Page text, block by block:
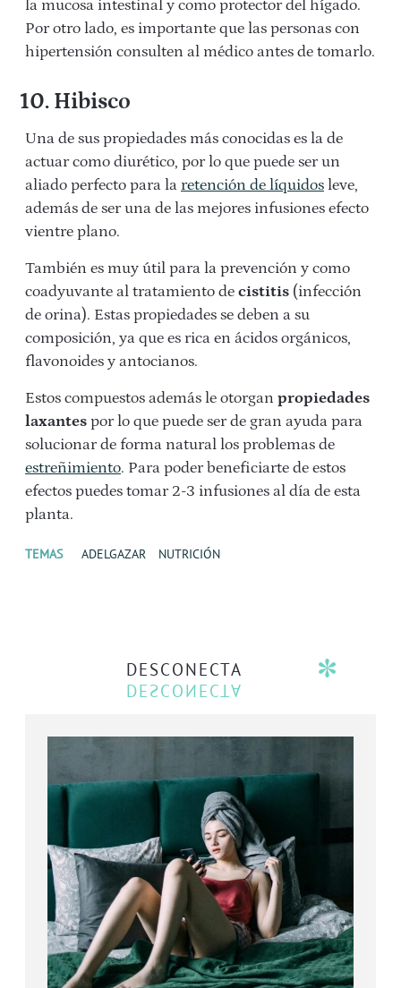
la mucosa intestinal y como protector del hígado.
Por otro lado, es importante que las personas con
hipertensión consulten al médico antes de tomarlo.
10. Hibisco
Una de sus propiedades más conocidas es la de
actuar como diurético, por lo que puede ser un
aliado perfecto para la retención de líquidos leve,
además de ser una de las mejores infusiones efecto
vientre plano.
También es muy útil para la prevención y como
coadyuvante al tratamiento de cistitis (infección
de orina). Estas propiedades se deben a su
composición, ya que es rica en ácidos orgánicos,
flavonoides y antocianos.
Estos compuestos además le otorgan propiedades
laxantes por lo que puede ser de gran ayuda para
solucionar de forma natural los problemas de
estreñimiento. Para poder beneficiarte de estos
efectos puedes tomar 2-3 infusiones al día de esta
planta.
TEMAS ADELGAZAR NUTRICIÓN
DESCONECTA